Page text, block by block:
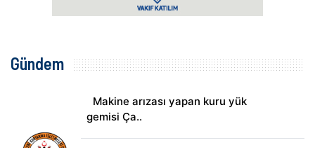
Gündem
Makine arızası yapan kuru yük
gemisi Ça..